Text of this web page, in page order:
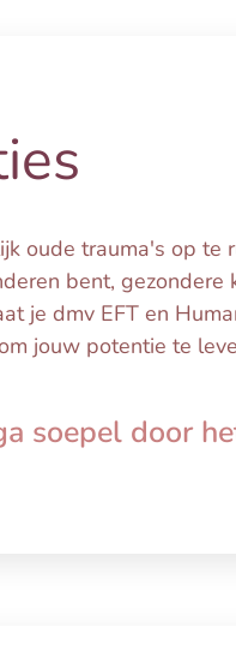
oude trauma's op te
bent, gezondere
je dmv EFT en
jouw potentie te
soepel door